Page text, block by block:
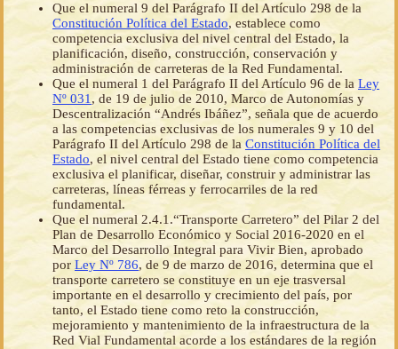
Que el numeral 9 del Parágrafo II del Artículo 298 de la
Constitución Política del Estado, establece como
competencia exclusiva del nivel central del Estado, la
planificación, diseño, construcción, conservación y
administración de carreteras de la Red Fundamental.
Que el numeral 1 del Parágrafo II del Artículo 96 de la Ley
Nº 031 , de 19 de julio de 2010, Marco de Autonomías y
Descentralización “Andrés Ibáñez”, señala que de acuerdo
a las competencias exclusivas de los numerales 9 y 10 del
Parágrafo II del Artículo 298 de laConstitución Política del
Estado, el nivel central del Estado tiene como competencia
exclusiva el planificar, diseñar, construir y administrar las
carreteras, líneas férreas y ferrocarriles de la red
fundamental.
Que el numeral 2.4.1.“Transporte Carretero” del Pilar 2 del
Plan de Desarrollo Económico y Social 2016-2020 en el
Marco del Desarrollo Integral para Vivir Bien, aprobado
por Ley Nº 786, de 9 de marzo de 2016, determina que el
transporte carretero se constituye en un eje trasversal
importante en el desarrollo y crecimiento del país, por
tanto, el Estado tiene como reto la construcción,
mejoramiento y mantenimiento de la infraestructura de la
Red Vial Fundamental acorde a los estándares de la región